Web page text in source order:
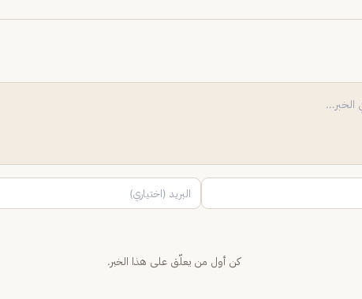
كن أول من يعلّق على هذا الخبر.